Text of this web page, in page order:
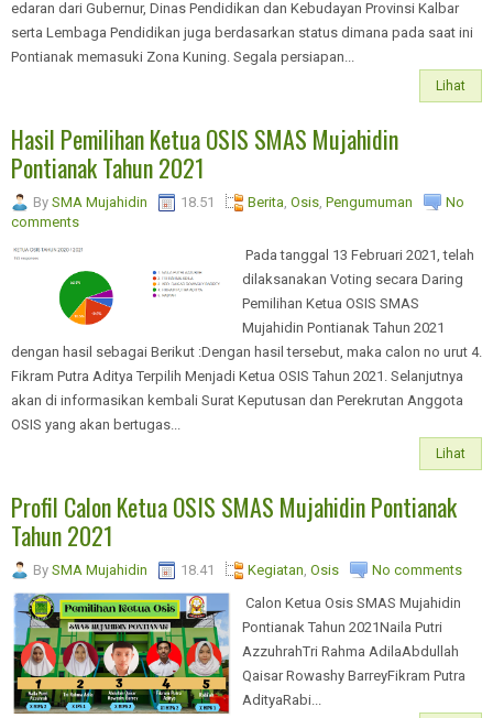
edaran dari Gubernur, Dinas Pendidikan dan Kebudayan Provinsi Kalbar
serta Lembaga Pendidikan juga berdasarkan status dimana pada saat ini
Pontianak memasuki Zona Kuning. Segala persiapan...
Lihat
Hasil Pemilihan Ketua OSIS SMAS Mujahidin
Pontianak Tahun 2021
By SMA Mujahidin 18.51 Berita, Osis, Pengumuman
No
comments
Pada tanggal 13 Februari 2021, telah
dilaksanakan Voting secara Daring
Pemilihan Ketua OSIS SMAS
Mujahidin Pontianak Tahun 2021
dengan hasil sebagai Berikut :Dengan hasil tersebut, maka calon no urut 4.
Fikram Putra Aditya Terpilih Menjadi Ketua OSIS Tahun 2021. Selanjutnya
akan di informasikan kembali Surat Keputusan dan Perekrutan Anggota
OSIS yang akan bertugas...
Lihat
Profil Calon Ketua OSIS SMAS Mujahidin Pontianak
Tahun 2021
By SMA Mujahidin 18.41 Kegiatan, Osis
No comments
Calon Ketua Osis SMAS Mujahidin
Pontianak Tahun 2021Naila Putri
AzzuhrahTri Rahma AdilaAbdullah
Qaisar Rowashy BarreyFikram Putra
AdityaRabi...